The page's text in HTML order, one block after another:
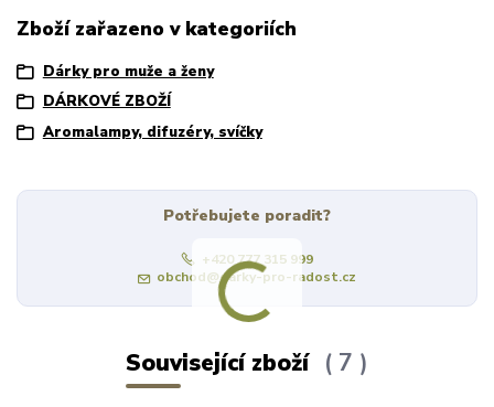
Zboží zařazeno v kategoriích
Dárky pro muže a ženy
DÁRKOVÉ ZBOŽÍ
Aromalampy, difuzéry, svíčky
Potřebujete poradit?
+420 777 315 999
obchod@darky-pro-radost.cz
Související zboží 7